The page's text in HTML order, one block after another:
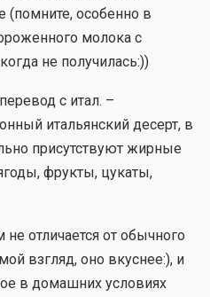
(помните, особенно в
молока с
не получилась:))
с итал. –
итальянский десерт, в
присутствуют жирные
фрукты, цукаты,
отличается от обычного
взгляд, оно вкуснее:), и
в домашних условиях